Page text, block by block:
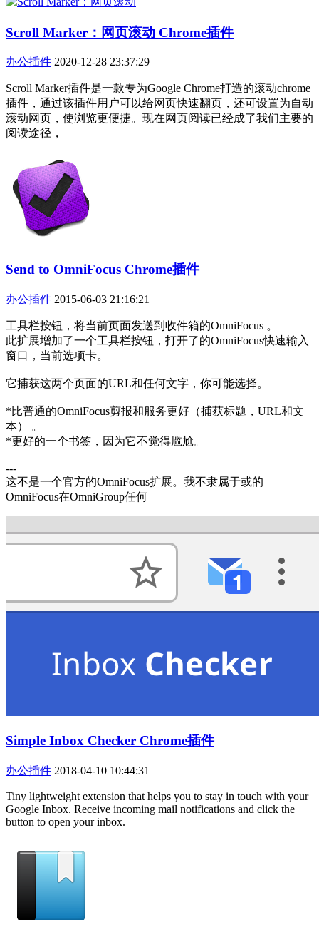
Scroll Marker：网页滚动 Chrome插件
办公插件 2020-12-28 23:37:29
Scroll Marker插件是一款专为Google Chrome打造的滚动chrome
插件，通过该插件用户可以给网页快速翻页，还可设置为自动
滚动网页，使浏览更便捷。现在网页阅读已经成了我们主要的
阅读途径，
Send to OmniFocus Chrome插件
办公插件 2015-06-03 21:16:21
工具栏按钮，将当前页面发送到收件箱的OmniFocus 。
此扩展增加了一个工具栏按钮，打开了的OmniFocus快速输入
窗口，当前选项卡。
它捕获这两个页面的URL和任何文字，你可能选择。
*比普通的OmniFocus剪报和服务更好（捕获标题，URL和文
本） 。
*更好的一个书签，因为它不觉得尴尬。
---
这不是一个官方的OmniFocus扩展。我不隶属于或的
OmniFocus在OmniGroup任何
Simple Inbox Checker Chrome插件
办公插件 2018-04-10 10:44:31
Tiny lightweight extension that helps you to stay in touch with your
Google Inbox. Receive incoming mail notifications and click the
button to open your inbox.